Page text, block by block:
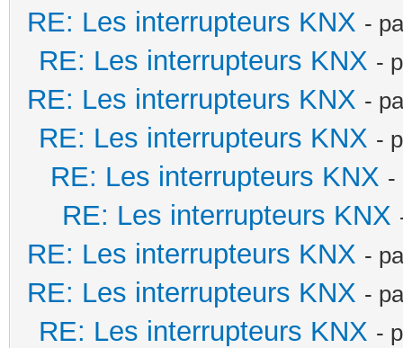
RE: Les interrupteurs KNX -
RE: Les interrupteurs KNX -
RE: Les interrupteurs KNX -
RE: Les interrupteurs KNX -
RE: Les interrupteurs KNX -
RE: Les interrupteurs KNX
RE: Les interrupteurs KNX -
RE: Les interrupteurs KNX -
RE: Les interrupteurs KNX -